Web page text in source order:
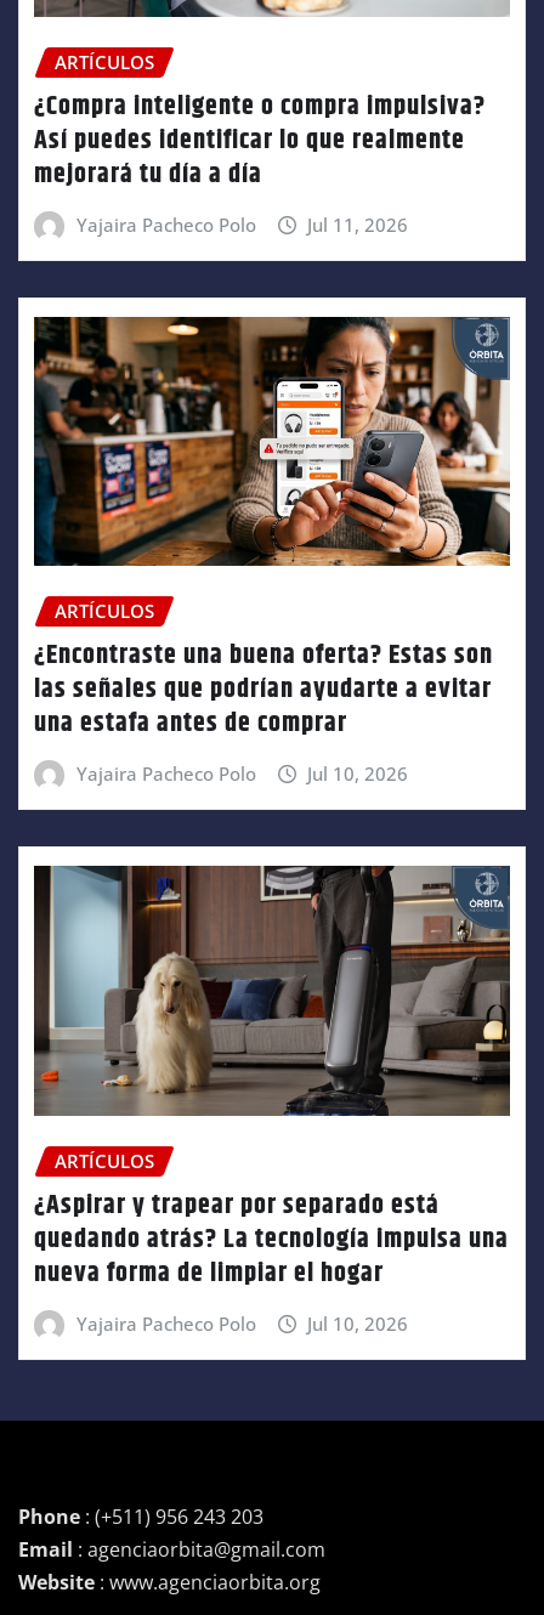
ARTÍCULOS
¿Compra inteligente o compra impulsiva?
Así puedes identificar lo que realmente
mejorará tu día a día
Yajaira Pacheco Polo Jul 11, 2026
ARTÍCULOS
¿Encontraste una buena oferta? Estas son
las señales que podrían ayudarte a evitar
una estafa antes de comprar
Yajaira Pacheco Polo Jul 10, 2026
ARTÍCULOS
¿Aspirar y trapear por separado está
quedando atrás? La tecnología impulsa una
nueva forma de limpiar el hogar
Yajaira Pacheco Polo Jul 10, 2026
Phone : (+511) 956 243 203
Email : agenciaorbita@gmail.com
Website : www.agenciaorbita.org